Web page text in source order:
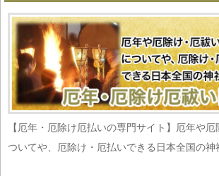
【厄年・厄除け厄払いの専門サイト】厄年や
ついてや、厄除け・厄払いできる日本全国の神